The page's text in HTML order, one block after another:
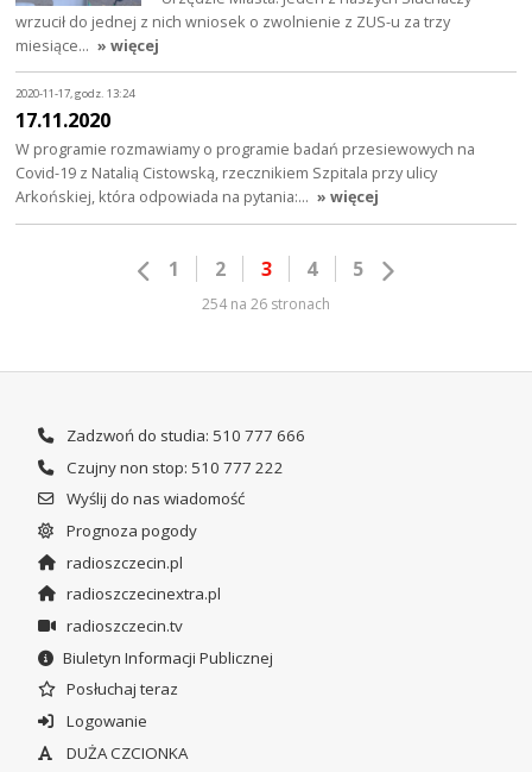
wrzucił do jednej z nich wniosek o zwolnienie z ZUS-u za trzy
miesiące… » więcej
2020-11-17, godz. 13:24
17.11.2020
W programie rozmawiamy o programie badań przesiewowych na
Covid-19 z Natalią Cistowską, rzecznikiem Szpitala przy ulicy
Arkońskiej, która odpowiada na pytania:… » więcej
1 2 3 4 5
254 na 26 stronach
Zadzwoń do studia: 510 777 666
Czujny non stop: 510 777 222
Wyślij do nas wiadomość
Prognoza pogody
radioszczecin.pl
radioszczecinextra.pl
radioszczecin.tv
Biuletyn Informacji Publicznej
Posłuchaj teraz
Logowanie
DUŻA CZCIONKA